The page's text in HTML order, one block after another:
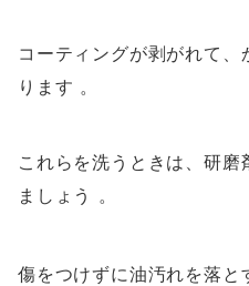
コーティングが剥がれて
ります 。
これらを洗うときは、研
ましょう 。
傷をつけずに油汚れを落と